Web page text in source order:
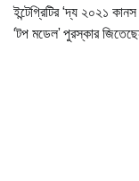
ইন্টেগ্রিটির ‘দ্য ২০২১
‘টপ মডেল’ পুরস্কার